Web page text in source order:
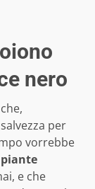
nero
per
vorrebbe
piante
e che